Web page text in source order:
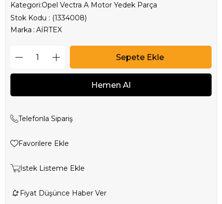
Kategori:Opel Vectra A Motor Yedek Parça
Stok Kodu
(1334008)
Marka : AİRTEX
Telefonla Sipariş
Favorilere Ekle
İstek Listeme Ekle
Fiyat Düşünce Haber Ver